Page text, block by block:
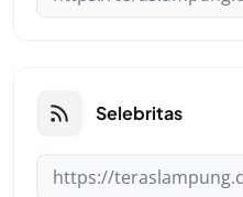
Selebritas